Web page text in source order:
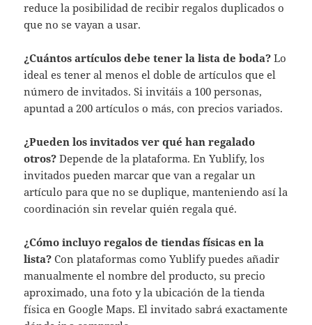
reduce la posibilidad de recibir regalos duplicados o
que no se vayan a usar.
¿Cuántos artículos debe tener la lista de boda? Lo
ideal es tener al menos el doble de artículos que el
número de invitados. Si invitáis a 100 personas,
apuntad a 200 artículos o más, con precios variados.
¿Pueden los invitados ver qué han regalado
otros? Depende de la plataforma. En Yublify, los
invitados pueden marcar que van a regalar un
artículo para que no se duplique, manteniendo así la
coordinación sin revelar quién regala qué.
¿Cómo incluyo regalos de tiendas físicas en la
lista? Con plataformas como Yublify puedes añadir
manualmente el nombre del producto, su precio
aproximado, una foto y la ubicación de la tienda
física en Google Maps. El invitado sabrá exactamente